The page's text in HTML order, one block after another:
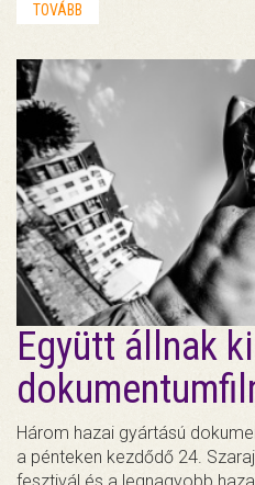
TOVÁBB
Együtt állnak
Három hazai gyártású
a pénteken kezdődő 24.